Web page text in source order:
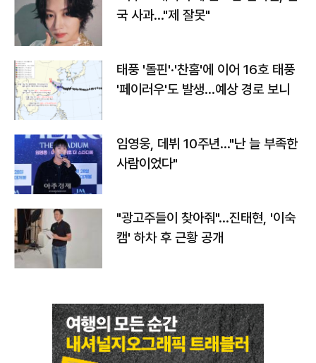
국 사과…"제 잘못"
태풍 '돌핀'·'찬홈'에 이어 16호 태풍
'페이러우'도 발생…예상 경로 보니
임영웅, 데뷔 10주년…"난 늘 부족한
사람이었다"
"광고주들이 찾아줘"…진태현, '이숙
캠' 하차 후 근황 공개